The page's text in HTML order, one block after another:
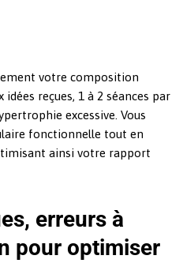
votre composition
reçues, 1 à 2 séances par
excessive. Vous
fonctionnelle tout en
ainsi votre rapport
erreurs à
pour optimiser